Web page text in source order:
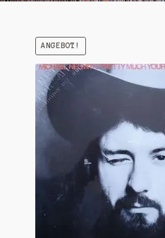
Mein Konto
ANGEBOT!